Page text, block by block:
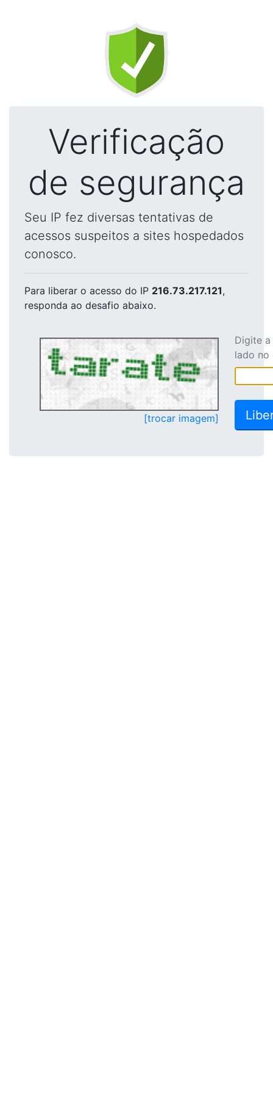
Verificação
de segurança
Seu IP fez diversas tentativas de
acessos suspeitos a sites hospedados
conosco.
Para liberar o acesso do IP 216.73.217.121,
responda ao desafio abaixo.
[trocar imagem]
Digite
lado no